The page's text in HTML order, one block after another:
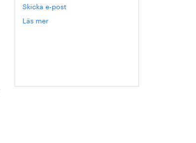
Skicka e-post
Läs mer